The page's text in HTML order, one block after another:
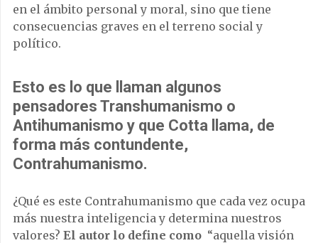
en el ámbito personal y moral, sino que tiene
consecuencias graves en el terreno social y
político.
Esto es lo que llaman algunos
pensadores Transhumanismo o
Antihumanismo y que Cotta llama, de
forma más contundente,
Contrahumanismo.
¿Qué es este Contrahumanismo que cada vez ocupa
más nuestra inteligencia y determina nuestros
valores? El autor lo define como “aquella visión